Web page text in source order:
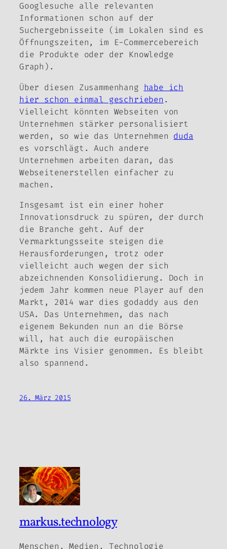
Googlesuche alle relevanten
Informationen schon auf der
Suchergebnisseite (im Lokalen sind es
Öffnungszeiten, im E-Commercebereich
die Produkte oder der Knowledge
Graph).
Über diesen Zusammenhang habe ich
hier schon einmal geschrieben .
Vielleicht könnten Webseiten von
Unternehmen stärker personalisiert
werden, so wie das Unternehmen duda
es vorschlägt. Auch andere
Unternehmen arbeiten daran, das
Webseitenerstellen einfacher zu
machen.
Insgesamt ist ein einer hoher
Innovationsdruck zu spüren, der durch
die Branche geht. Auf der
Vermarktungsseite steigen die
Herausforderungen, trotz oder
vielleicht auch wegen der sich
abzeichnenden Konsolidierung. Doch in
jedem Jahr kommen neue Player auf den
Markt, 2014 war dies godaddy aus den
USA. Das Unternehmen, das nach
eigenem Bekunden nun an die Börse
will, hat auch die europäischen
Märkte ins Visier genommen. Es bleibt
also spannend.
26. März 2015
markus.technology
Menschen, Medien, Technologie